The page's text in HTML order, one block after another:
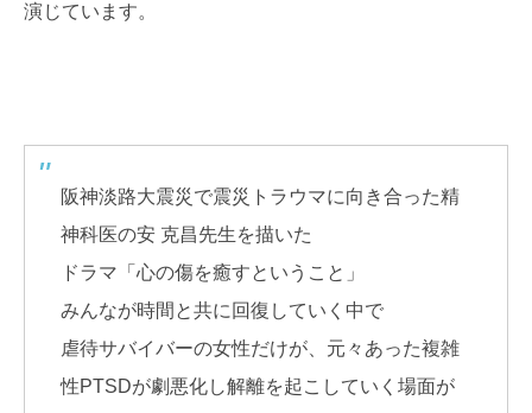
演じています。
阪神淡路大震災で震災トラウマに向き合った精
神科医の安 克昌先生を描いた
ドラマ「心の傷を癒すということ」
みんなが時間と共に回復していく中で
虐待サバイバーの女性だけが、元々あった複雑
性PTSDが劇悪化し解離を起こしていく場面が